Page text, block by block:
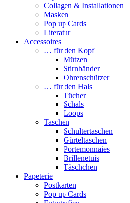
Collagen & Installationen
Masken
Pop up Cards
Literatur
Accessoires
… für den Kopf
Mützen
Stirnbänder
Ohrenschützer
… für den Hals
Tücher
Schals
Loops
Taschen
Schultertaschen
Gürteltaschen
Portemonnaies
Brillenetuis
Täschchen
Papeterie
Postkarten
Pop up Cards